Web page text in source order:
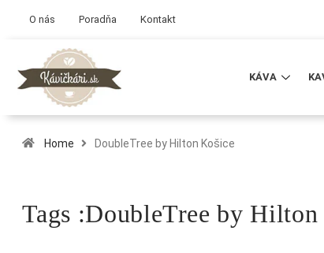
O nás Poradňa Kontakt
KÁVA
Home DoubleTree by Hilton Košice
Tags :DoubleTree by Hilton